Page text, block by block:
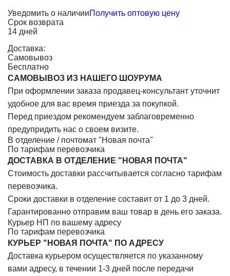
Уведомить о наличииПолучить оптовую цену
Срок возврата
14 дней
Доставка:
Самовывоз
Бесплатно
САМОВЫВОЗ ИЗ НАШЕГО ШОУРУМА
При оформлении заказа продавец-консультант уточнит
удобное для вас время приезда за покупкой.
Перед приездом рекомендуем заблаговременно
предупридить нас о своем визите.
В отделение / почтомат "Новая почта"
По тарифам перевозчика
ДОСТАВКА В ОТДЕЛЕНИЕ "НОВАЯ ПОЧТА"
Стоимость доставки рассчитывается согласно тарифам
перевозчика.
Сроки доставки в отделение составит от 1 до 3 дней.
Гарантированно отправим ваш товар в день его заказа.
Курьер НП по вашему адресу
По тарифам перевозчика
КУРЬЕР "НОВАЯ ПОЧТА" ПО АДРЕСУ
Доставка курьером осуществляется по указанному
вами адресу, в течении 1-3 дней после передачи